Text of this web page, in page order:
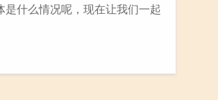
什么情况呢，现在让我们一起